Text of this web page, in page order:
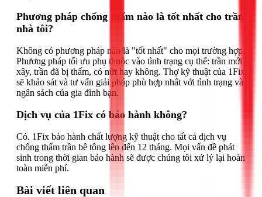
Phương pháp chống thấm nào là tốt nhất cho trần
nhà tôi?
Không có phương pháp nào là "tốt nhất" cho mọi trường hợp.
Phương pháp tối ưu phụ thuộc vào tình trạng cụ thể: trần mới
xây, trần đã bị thấm, có nứt hay không. Thợ kỹ thuật của 1Fix
sẽ khảo sát và tư vấn giải pháp phù hợp nhất với tình trạng và
ngân sách của gia đình bạn.
Dịch vụ của 1Fix có bảo hành không?
Có. 1Fix bảo hành chất lượng kỹ thuật cho tất cả dịch vụ
chống thấm trần bê tông lên đến 12 tháng. Mọi vấn đề phát
sinh trong thời gian bảo hành sẽ được chúng tôi xử lý lại hoàn
toàn miễn phí.
Bài viết liên quan